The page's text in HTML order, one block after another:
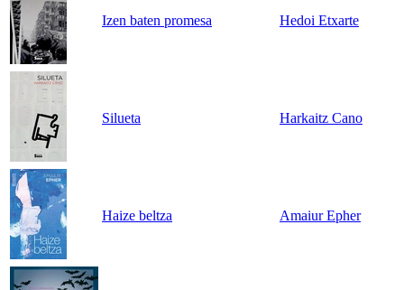
Izen baten promesa Hedoi Etxarte
Silueta Harkaitz Cano
Haize beltza Amaiur Epher